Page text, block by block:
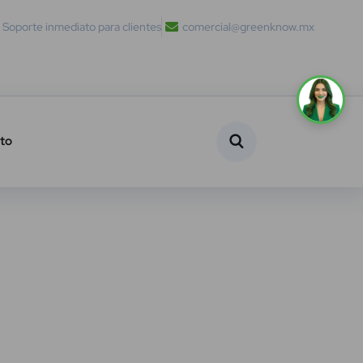
Soporte inmediato para clientes comercial@greenknow.mx